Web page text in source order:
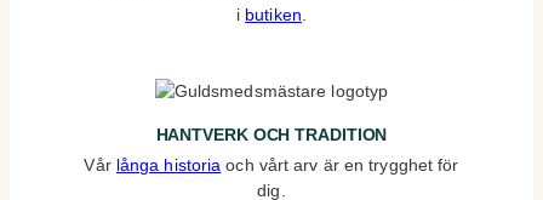
i butiken
HANTVERK OCH TRADITION
Vår långa historia och vårt arv är en trygghet för
dig.